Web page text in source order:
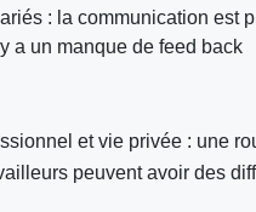
: la communication est
a un manque de feed back
et vie privée : une
peuvent avoir des